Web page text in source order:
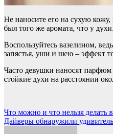
Не наносите его на сухую
был того же аромата, что у
Воспользуйтесь вазелином,
запястья, уши и шею – эффект
Часто девушки наносят парфюм
стойкие духи на расстоянии
Навигация
по
Что можно и что нельзя
Дайверы обнаружили